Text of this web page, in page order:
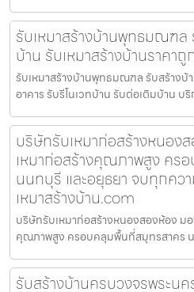
รับเหมาสร้างบ้านพุทธมณฑล
บ้าน รับเหมาสร้างบ้านราคาถู
รับเหมาสร้างบ้านพุทธมณฑล รับสร้างบ้า
อาคาร รับรีโนเวทบ้าน รับต่อเติมบ้าน บ
บริษัทรับเหมาก่อสร้างหนอง
เหมาก่อสร้างคุณภาพสูง คร
นนทบุรี และอยุธยา จบทุกคว
เหมาสร้างบ้าน.com
บริษัทรับเหมาก่อสร้างหนองสองห้อง ม
คุณภาพสูง ครอบคลุมพื้นที่สมุทรสาคร
รับสร้างบ้านครบวงจรพระน